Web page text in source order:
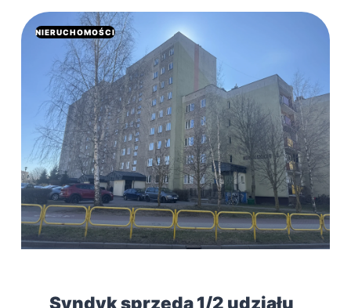
NIERUCHOMOŚCI
Syndyk sprzeda 1/2 udziału